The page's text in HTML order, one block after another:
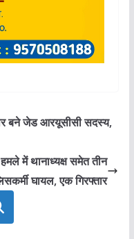
बने जेड आरयूसीसी सदस्य,
में थानाध्यक्ष समेत तीन
घायल, एक गिरफ्तार